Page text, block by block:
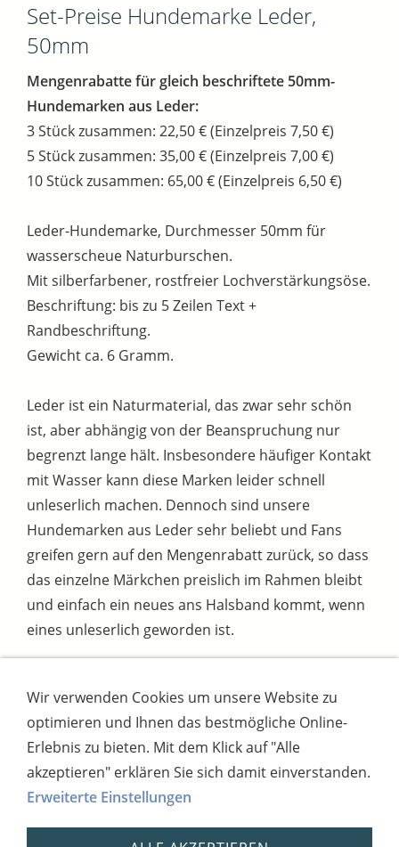
Set-Preise Hundemarke Leder,
50mm
Mengenrabatte für gleich beschriftete 50mm-
Hundemarken aus Leder:
3 Stück zusammen: 22,50 € (Einzelpreis 7,50 €)
5 Stück zusammen: 35,00 € (Einzelpreis 7,00 €)
10 Stück zusammen: 65,00 € (Einzelpreis 6,50 €)
Leder-Hundemarke, Durchmesser 50mm für
wasserscheue Naturburschen.
Mit silberfarbener, rostfreier Lochverstärkungsöse.
Beschriftung: bis zu 5 Zeilen Text +
Randbeschriftung.
Gewicht ca. 6 Gramm.
Leder ist ein Naturmaterial, das zwar sehr schön
ist, aber abhängig von der Beanspruchung nur
begrenzt lange hält. Insbesondere häufiger Kontakt
mit Wasser kann diese Marken leider schnell
unleserlich machen. Dennoch sind unsere
Hundemarken aus Leder sehr beliebt und Fans
greifen gern auf den Mengenrabatt zurück, so dass
das einzelne Märkchen preislich im Rahmen bleibt
und einfach ein neues ans Halsband kommt, wenn
eines unleserlich geworden ist.
Impressum AGB
Widerrufsbutton
Widerrufsrecht
Online-Streitschlichtung
Datenschutz
Versand
Bezahlsysteme
Kontakt
Disclaimer Versandtage Cookies
Bankverbindung: Consorsbank, Kt-Inhaber:
Dietmar Fuchs
Wir verwenden Cookies um unsere Website zu
optimieren und Ihnen das bestmögliche Online-
Erlebnis zu bieten. Mit dem Klick auf "Alle
akzeptieren" erklären Sie sich damit einverstanden.
Erweiterte Einstellungen